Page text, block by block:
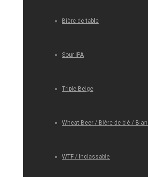
Bière de table
Sour IPA
Triple Belge
Wheat Beer / Bière de blé /
WTF / Inclassable